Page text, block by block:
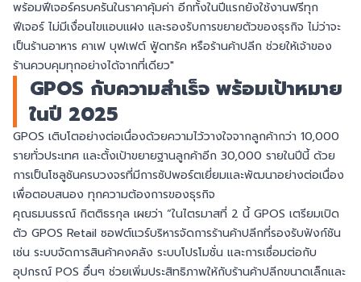
พร้อมฟีเจอร์ครบครันในราคาคุ้มค่า อีกทั้งในปีแรกยังใช้งานฟรีทุก
ฟีเจอร์ ไม่มีเงื่อนไขแอบแฝง และรองรับการขยายตัวของธุรกิจ ไม่ว่าจะ
เป็นร้านอาหาร คาเฟ บุฟเฟต์ ฟู้ดทรัค หรือร้านค้าปลีก ช่วยให้เจ้าของ
ร้านควบคุมทุกอย่างได้จากที่เดียว"
GPOS กับความสำเร็จ พร้อมเป้าหมาย
ในปี 2025
GPOS เติบโตอย่างต่อเนื่องด้วยความไว้วางใจจากลูกค้ากว่า 10,000
รายทั่วประเทศ และตั้งเป้าขยายฐานลูกค้าอีก 30,000 รายในปีนี้ ด้วย
การเป็นโซลูชันครบวงจรที่มีการซัปพอร์ตเยี่ยมและพัฒนาอย่างต่อเนื่อง
เพื่อตอบสนอง ทุกความต้องการของธุรกิจ
คุณธมนธรณ์ กิตติธรกุล เผยว่า “ในไตรมาสที่ 2 นี้ GPOS เตรียมเปิด
ตัว GPOS Retail ซอฟต์แวร์บริหารจัดการร้านค้าปลีกที่รองรับฟังก์ชัน
เช่น ระบบจัดการสินค้าคงคลัง ระบบโปรโมชั่น และการเชื่อมต่อกับ
อุปกรณ์ POS อื่นๆ ช่วยเพิ่มประสิทธิภาพให้กับร้านค้าปลีกขนาดเล็กและ